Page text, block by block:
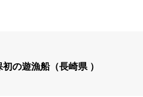
の遊漁船（長崎県 ）